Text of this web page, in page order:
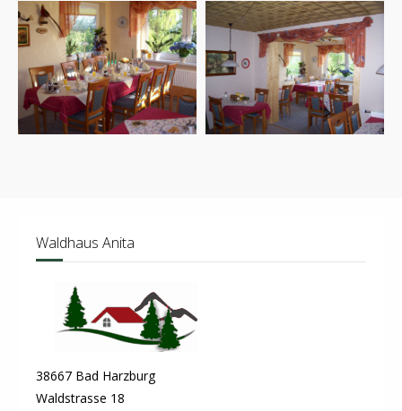
Waldhaus Anita
38667 Bad Harzburg
Waldstrasse 18